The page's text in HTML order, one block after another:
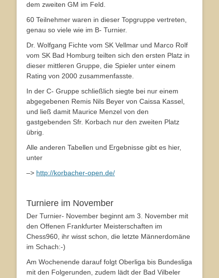
dem zweiten GM im Feld.
60 Teilnehmer waren in dieser Topgruppe vertreten,
genau so viele wie im B- Turnier.
Dr. Wolfgang Fichte vom SK Vellmar und Marco Rolf
vom SK Bad Homburg teilten sich den ersten Platz in
dieser mittleren Gruppe, die Spieler unter einem
Rating von 2000 zusammenfasste.
In der C- Gruppe schließlich siegte bei nur einem
abgegebenen Remis Nils Beyer von Caissa Kassel,
und ließ damit Maurice Menzel von den
gastgebenden Sfr. Korbach nur den zweiten Platz
übrig.
Alle anderen Tabellen und Ergebnisse gibt es hier,
unter
–> http://korbacher-open.de/
Turniere im November
Der Turnier- November beginnt am 3. November mit
den Offenen Frankfurter Meisterschaften im
Chess960, ihr wisst schon, die letzte Männerdomäne
im Schach:-)
Am Wochenende darauf folgt Oberliga bis Bundesliga
mit den Folgerunden, zudem lädt der Bad Vilbeler